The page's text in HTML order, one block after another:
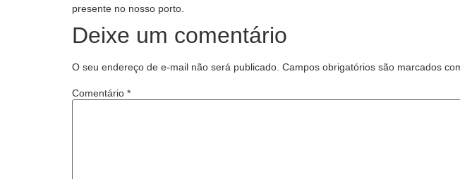
presente no nosso porto.
Deixe um comentário
O seu endereço de e-mail não será publicado. Campos obrigatórios são marcados
Comentário *